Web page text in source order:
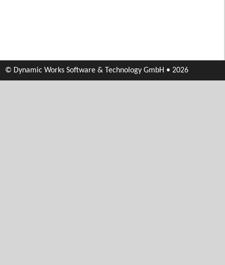
© Dynamic Works Software & Technology GmbH • 2026